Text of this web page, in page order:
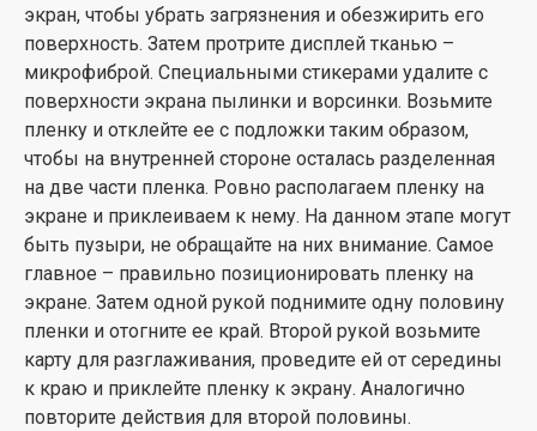
экран, чтобы убрать загрязнения и обезжирить его
поверхность. Затем протрите дисплей тканью –
микрофиброй. Специальными стикерами удалите с
поверхности экрана пылинки и ворсинки. Возьмите
пленку и отклейте ее с подложки таким образом,
чтобы на внутренней стороне осталась разделенная
на две части пленка. Ровно располагаем пленку на
экране и приклеиваем к нему. На данном этапе могут
быть пузыри, не обращайте на них внимание. Самое
главное – правильно позиционировать пленку на
экране. Затем одной рукой поднимите одну половину
пленки и отогните ее край. Второй рукой возьмите
карту для разглаживания, проведите ей от середины
к краю и приклейте пленку к экрану. Аналогично
повторите действия для второй половины.